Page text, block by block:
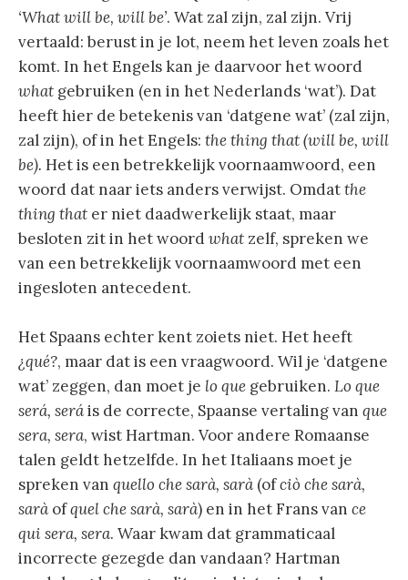
‘What will be, will be’. Wat zal zijn, zal zijn. Vrij
vertaald: berust in je lot, neem het leven zoals het
komt. In het Engels kan je daarvoor het woord
what gebruiken (en in het Nederlands ‘wat’). Dat
heeft hier de betekenis van ‘datgene wat’ (zal zijn,
zal zijn), of in het Engels: the thing that (will be, will
be). Het is een betrekkelijk voornaamwoord, een
woord dat naar iets anders verwijst. Omdatthe
thing that er niet daadwerkelijk staat, maar
besloten zit in het woordwhat zelf, spreken we
van een betrekkelijk voornaamwoord met een
ingesloten antecedent.
Het Spaans echter kent zoiets niet. Het heeft
¿qué?, maar dat is een vraagwoord. Wil je ‘datgene
wat’ zeggen, dan moet je lo que gebruiken. Lo que
será, seráis de correcte, Spaanse vertaling van que
sera, sera, wist Hartman. Voor andere Romaanse
talen geldt hetzelfde. In het Italiaans moet je
spreken van quello che sarà, sarà (ofciò che sarà,
sarà ofquel che sarà, sarà) en in het Frans van ce
qui sera, sera. Waar kwam dat grammaticaal
incorrecte gezegde dan vandaan? Hartman